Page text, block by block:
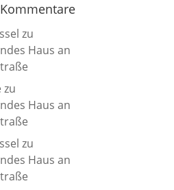
zu
Haus an
zu
Haus an
zu
Haus an